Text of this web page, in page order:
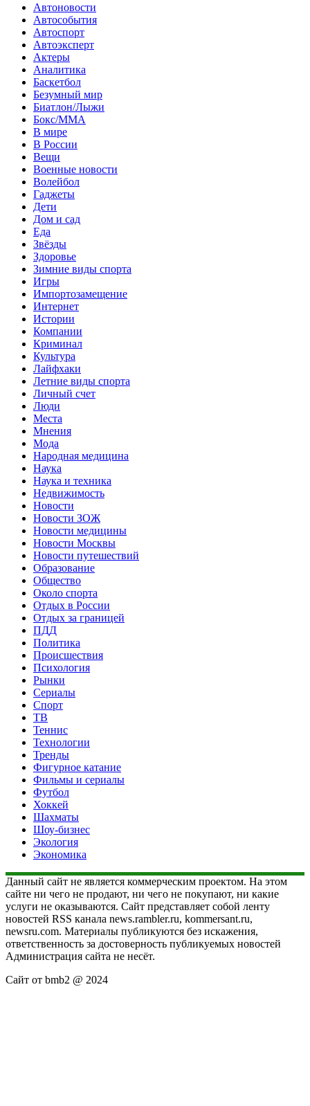
Автоновости
Автособытия
Автоспорт
Автоэксперт
Актеры
Аналитика
Баскетбол
Безумный мир
Биатлон/Лыжи
Бокс/MMA
В мире
В России
Вещи
Военные новости
Волейбол
Гаджеты
Дети
Дом и сад
Еда
Звёзды
Здоровье
Зимние виды спорта
Игры
Импортозамещение
Интернет
Истории
Компании
Криминал
Культура
Лайфхаки
Летние виды спорта
Личный счет
Люди
Места
Мнения
Мода
Народная медицина
Наука
Наука и техника
Недвижимость
Новости
Новости ЗОЖ
Новости медицины
Новости Москвы
Новости путешествий
Образование
Общество
Около спорта
Отдых в России
Отдых за границей
ПДД
Политика
Происшествия
Психология
Рынки
Сериалы
Спорт
ТВ
Теннис
Технологии
Тренды
Фигурное катание
Фильмы и сериалы
Футбол
Хоккей
Шахматы
Шоу-бизнес
Экология
Экономика
Данный сайт не является коммерческим проектом. На этом
сайте ни чего не продают, ни чего не покупают, ни какие
услуги не оказываются. Сайт представляет собой ленту
новостей RSS канала news.rambler.ru, kommersant.ru,
newsru.com. Материалы публикуются без искажения,
ответственность за достоверность публикуемых новостей
Администрация сайта не несёт.
Сайт от bmb2 @ 2024